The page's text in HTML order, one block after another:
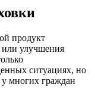
продукт
или улучшения
ситуациях, но
многих граждан